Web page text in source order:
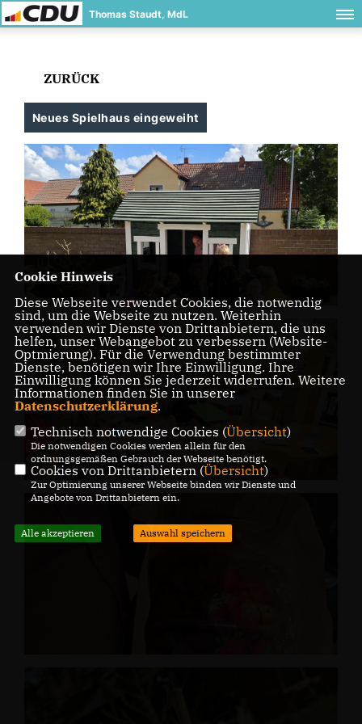
Thomas Staudt, MdL
ZURÜCK
Neues Spielhaus eingeweiht
Cookie Hinweis
Diese Webseite verwendet Cookies, die notwendig
sind, um die Webseite zu nutzen. Weiterhin
verwenden wir Dienste von Drittanbietern, die uns
helfen, unser Webangebot zu verbessern (Website-
Optmierung). Für die Verwendung bestimmter
Dienste, benötigen wir Ihre Einwilligung. Ihre
Einwilligung können Sie jederzeit widerrufen. Weitere
Informationen finden Sie in unserer
Datenschutzerklärung.
Technisch notwendige Cookies (Übersicht)
Die notwendigen Cookies werden allein für den
ordnungsgemäßen Gebrauch der Webseite benötigt.
Cookies von Drittanbietern (Übersicht)
Zur Optimierung unserer Webseite binden wir Dienste und
Angebote von Drittanbietern ein.
Alle akzeptieren Auswahl speichern